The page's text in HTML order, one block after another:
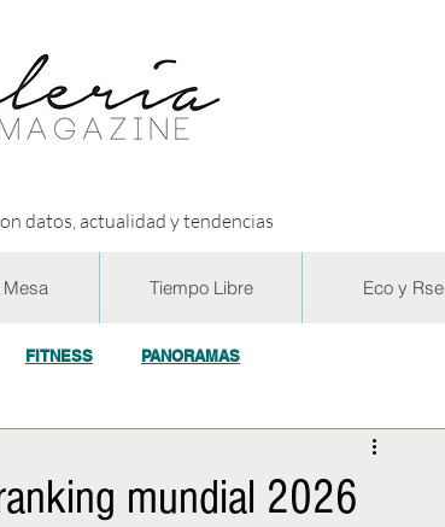
datos, actualidad y tendencias
Mesa Tiempo Libre Eco y Rse
FITNESS PANORAMAS
ENTREVISTAS
mundial 2026